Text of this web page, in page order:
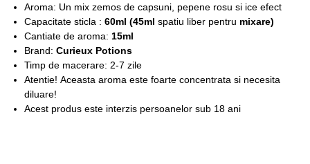
Aroma: Un mix zemos de capsuni, pepene rosu si ice efect
Capacitate sticla : 60ml (45ml spatiu liber pentru mixare)
Cantiate de aroma: 15ml
Brand: Curieux Potions
Timp de macerare: 2-7 zile
Atentie! Aceasta aroma este foarte concentrata si necesita
diluare!
Acest produs este interzis persoanelor sub 18 ani